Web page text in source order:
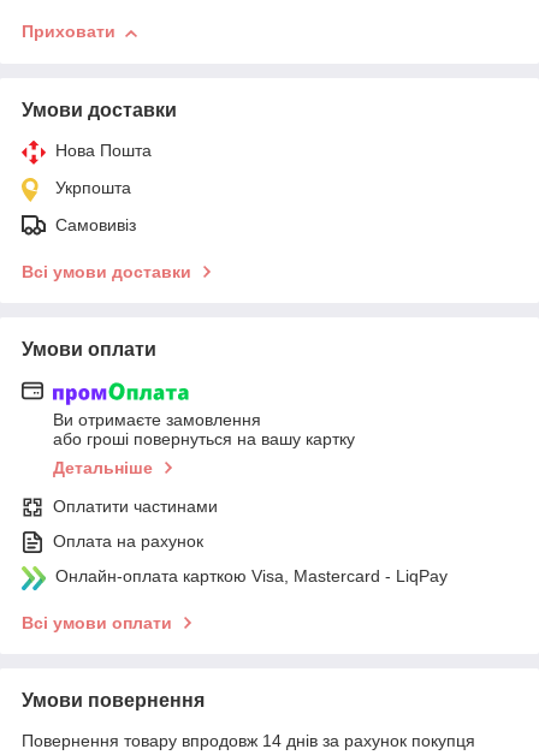
Приховати
Умови доставки
Нова Пошта
Укрпошта
Самовивіз
Всі умови доставки
Умови оплати
Ви отримаєте замовлення
або гроші повернуться на вашу картку
Детальніше
Оплатити частинами
Оплата на рахунок
Онлайн-оплата карткою Visa, Mastercard - LiqPay
Всі умови оплати
Умови повернення
Повернення товару впродовж 14 днів за рахунок покупця